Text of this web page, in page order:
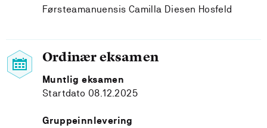
Førsteamanuensis Camilla Diesen Hosfeld
Ordinær eksamen
Muntlig eksamen
Startdato 08.12.2025
Gruppeinnlevering